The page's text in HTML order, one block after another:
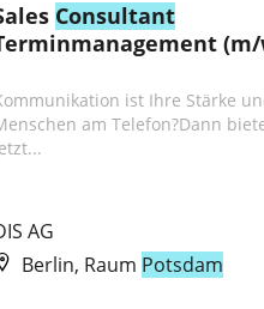
Consultant
ist Ihre Stärke
am Telefon?Dann
AG
Berlin, Raum Potsdam